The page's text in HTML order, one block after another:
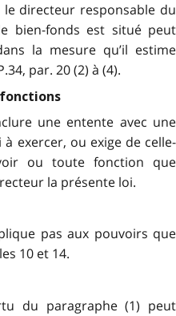
directeur responsable du
bien-fonds est situé peut
la mesure qu’il estime
par. 20 (2) à (4).
une entente avec une
exercer, ou exige de celle-
ou toute fonction que
la présente loi.
pas aux pouvoirs que
10 et 14.
du paragraphe (1) peut